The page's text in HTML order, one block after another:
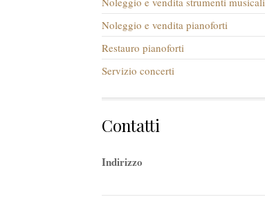
Noleggio e vendita pianoforti
Restauro pianoforti
Servizio concerti
Contatti
Indirizzo